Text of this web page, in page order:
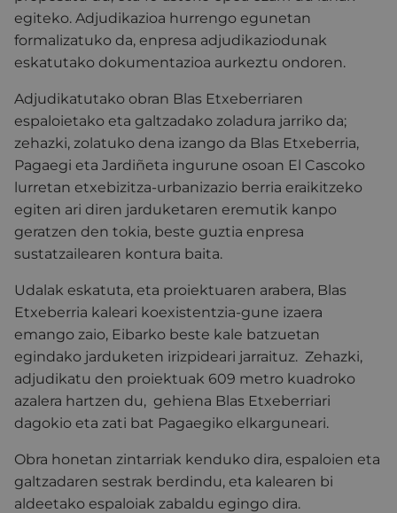
egiteko. Adjudikazioa hurrengo egunetan
formalizatuko da, enpresa adjudikaziodunak
eskatutako dokumentazioa aurkeztu ondoren.
Adjudikatutako obran Blas Etxeberriaren
espaloietako eta galtzadako zoladura jarriko da;
zehazki, zolatuko dena izango da Blas Etxeberria,
Pagaegi eta Jardiñeta ingurune osoan El Cascoko
lurretan etxebizitza-urbanizazio berria eraikitzeko
egiten ari diren jarduketaren eremutik kanpo
geratzen den tokia, beste guztia enpresa
sustatzailearen kontura baita.
Udalak eskatuta, eta proiektuaren arabera, Blas
Etxeberria kaleari koexistentzia-gune izaera
emango zaio, Eibarko beste kale batzuetan
egindako jarduketen irizpideari jarraituz. Zehazki,
adjudikatu den proiektuak 609 metro kuadroko
azalera hartzen du, gehiena Blas Etxeberriari
dagokio eta zati bat Pagaegiko elkarguneari.
Obra honetan zintarriak kenduko dira, espaloien eta
galtzadaren sestrak berdindu, eta kalearen bi
aldeetako espaloiak zabaldu egingo dira.